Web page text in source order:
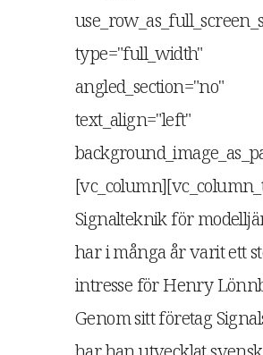
type="full_width"
angled_section="no"
text_align="left"
Signalteknik för
har i många år varit ett
intresse för Henry
Genom sitt företag